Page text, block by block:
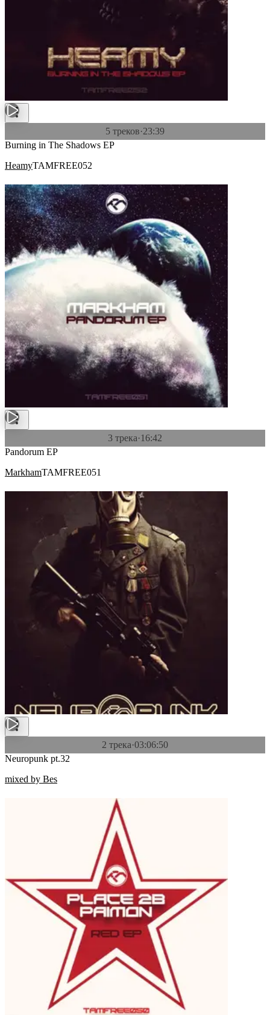
5 треков·23:39
Burning in The Shadows EP
HeamyTAMFREE052
3 трека·16:42
Pandorum EP
MarkhamTAMFREE051
2 трека·03:06:50
Neuropunk pt.32
mixed by Bes